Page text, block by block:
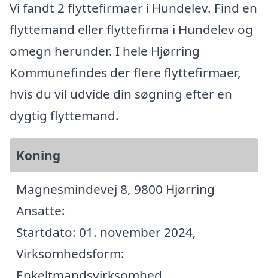
Vi fandt 2 flyttefirmaer i Hundelev. Find en
flyttemand eller flyttefirma i Hundelev og
omegn herunder. I hele Hjørring
Kommunefindes der flere flyttefirmaer,
hvis du vil udvide din søgning efter en
dygtig flyttemand.
Koning
Magnesmindevej 8, 9800 Hjørring
Ansatte:
Startdato: 01. november 2024,
Virksomhedsform: